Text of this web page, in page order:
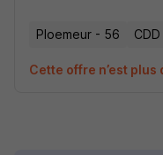
Ploemeur - 56 CDD
Cette offre n’est